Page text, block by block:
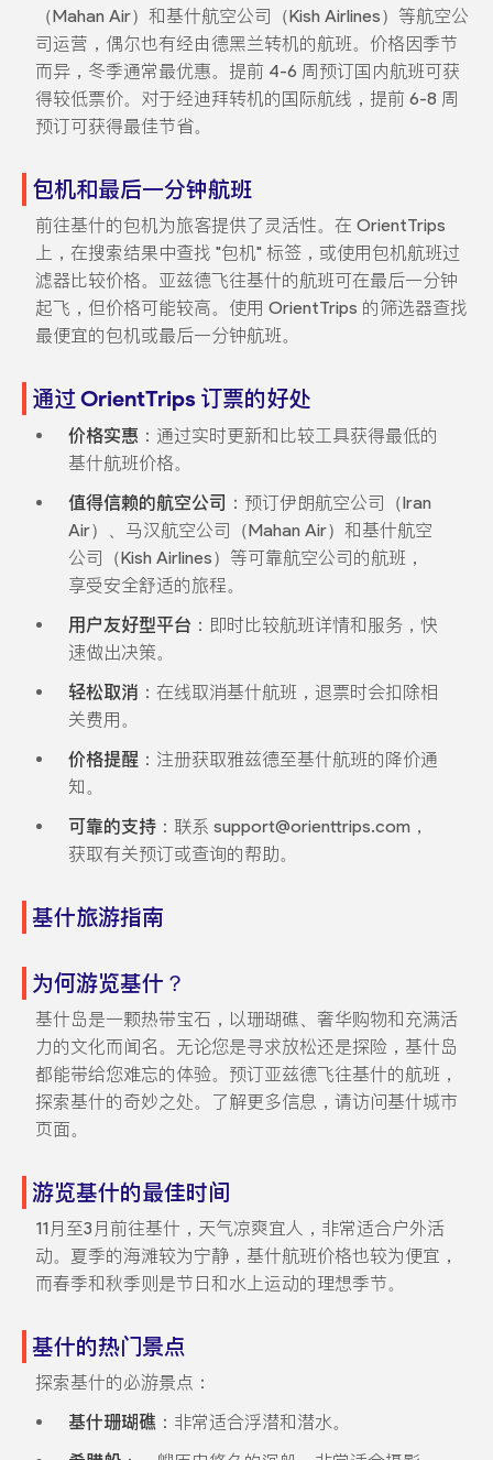
（Mahan Air）和基什航空公司（Kish Airlines）等航空公
司运营，偶尔也有经由德黑兰转机的航班。价格因季节
而异，冬季通常最优惠。提前 4-6 周预订国内航班可获
得较低票价。对于经迪拜转机的国际航线，提前 6-8 周
预订可获得最佳节省。
包机和最后一分钟航班
前往基什的包机为旅客提供了灵活性。在 OrientTrips
上，在搜索结果中查找 "包机" 标签，或使用包机航班过
滤器比较价格。亚兹德飞往基什的航班可在最后一分钟
起飞，但价格可能较高。使用 OrientTrips 的筛选器查找
最便宜的包机或最后一分钟航班。
通过 OrientTrips 订票的好处
价格实惠：通过实时更新和比较工具获得最低的
基什航班价格。
值得信赖的航空公司 ：预订伊朗航空公司（Iran
Air）、马汉航空公司（Mahan Air）和基什航空
公司（Kish Airlines）等可靠航空公司的航班，
享受安全舒适的旅程。
用户友好型平台 ：即时比较航班详情和服务，快
速做出决策。
轻松取消 ：在线取消基什航班，退票时会扣除相
关费用。
价格提醒 ：注册获取雅兹德至基什航班的降价通
知。
可靠的支持：联系 support@orienttrips.com，
获取有关预订或查询的帮助。
基什旅游指南
为何游览基什？
基什岛是一颗热带宝石，以珊瑚礁、奢华购物和充满活
力的文化而闻名。无论您是寻求放松还是探险，基什岛
都能带给您难忘的体验。预订亚兹德飞往基什的航班，
探索基什的奇妙之处。了解更多信息，请访问基什城市
页面。
游览基什的最佳时间
11月至3月前往基什，天气凉爽宜人，非常适合户外活
动。夏季的海滩较为宁静，基什航班价格也较为便宜，
而春季和秋季则是节日和水上运动的理想季节。
基什的热门景点
探索基什的必游景点：
基什珊瑚礁 ：非常适合浮潜和潜水。